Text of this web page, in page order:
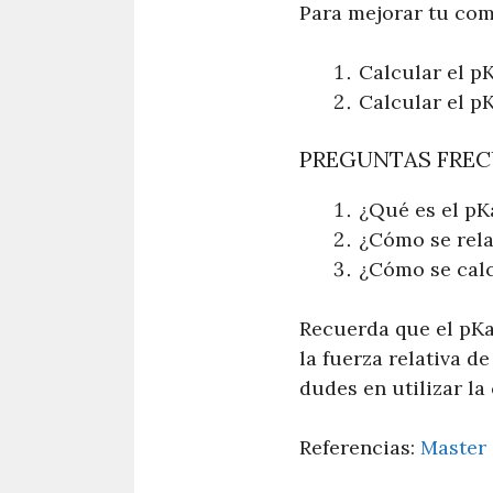
Para mejorar tu
Calcular el
Calcular el
PREGUNTAS
¿Qué es el
¿Cómo se
¿Cómo se
Recuerda que el
la fuerza relativa
dudes en utilizar la
Referencias: Master